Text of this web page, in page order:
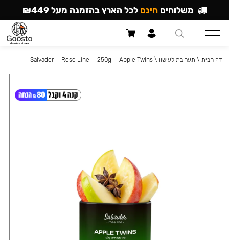
דף הבית \ תערובת לעישון \
Salvador — Rose Line — 250g — Apple Twins
משלוחים חינם לכל הארץ בהזמנה מעל ₪449